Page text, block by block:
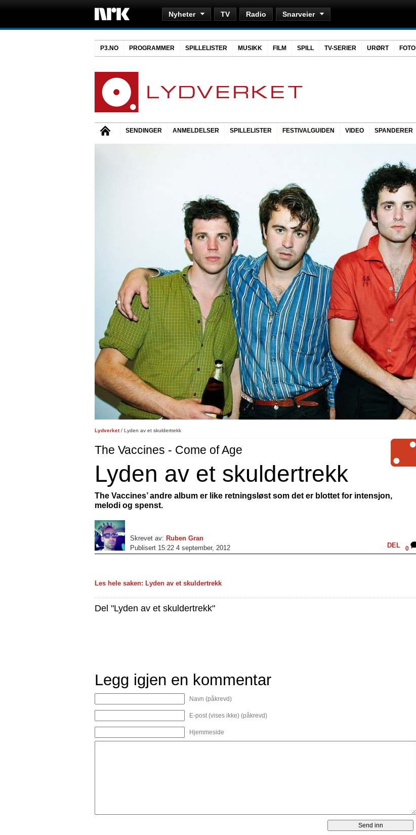
Nyheter TV Radio Snarveier
P3.NO PROGRAMMER SPILLELISTER MUSIKK FILM SPILL TV-SERIER URØRT FOTO
SENDINGER ANMELDELSER SPILLELISTER FESTIVALGUIDEN VIDEO SPANDERER
Lydverket/ Lyden av et skuldertrekk
The Vaccines - Come of Age
Lyden av et skuldertrekk
The Vaccines’ andre album er like retningsløst som det er blottet for intensjon,
melodi og spenst.
Skrevet av: Ruben Gran
Publisert 15:22 4 september, 2012
DEL 0
Les hele saken: Lyden av et skuldertrekk
Del "Lyden av et skuldertrekk"
Legg igjen en kommentar
Navn (påkrevd)
E-post (vises ikke) (påkrevd)
Hjemmeside